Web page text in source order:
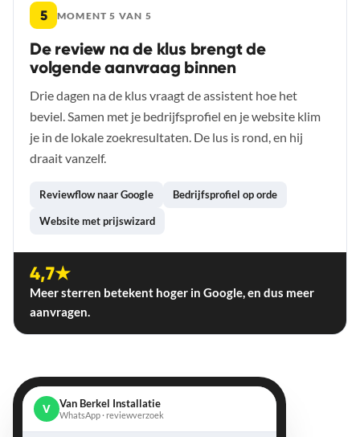
5 MOMENT 5 VAN 5
De review na de klus brengt de
volgende aanvraag binnen
Drie dagen na de klus vraagt de assistent hoe het
beviel. Samen met je bedrijfsprofiel en je website klim
je in de lokale zoekresultaten. De lus is rond, en hij
draait vanzelf.
Reviewflow naar Google Bedrijfsprofiel op orde
Website met prijswizard
4,7★
Meer sterren betekent hoger in Google, en dus meer
aanvragen.
V Van Berkel Installatie
WhatsApp · reviewverzoek